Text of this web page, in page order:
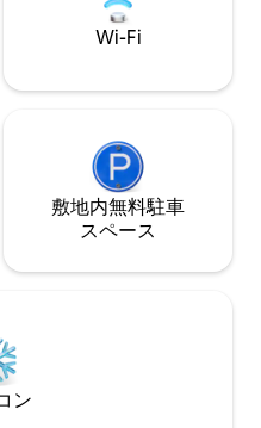
Wi-Fi
敷地内無料駐⁠車
ス⁠ペ⁠ー⁠ス
ン